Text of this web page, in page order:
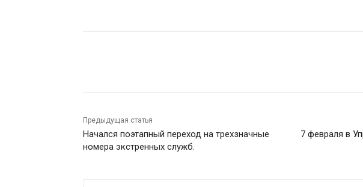
Предыдущая статья
Начался поэтапный переход на трехзначные
номера экстренных служб.
7 февраля в